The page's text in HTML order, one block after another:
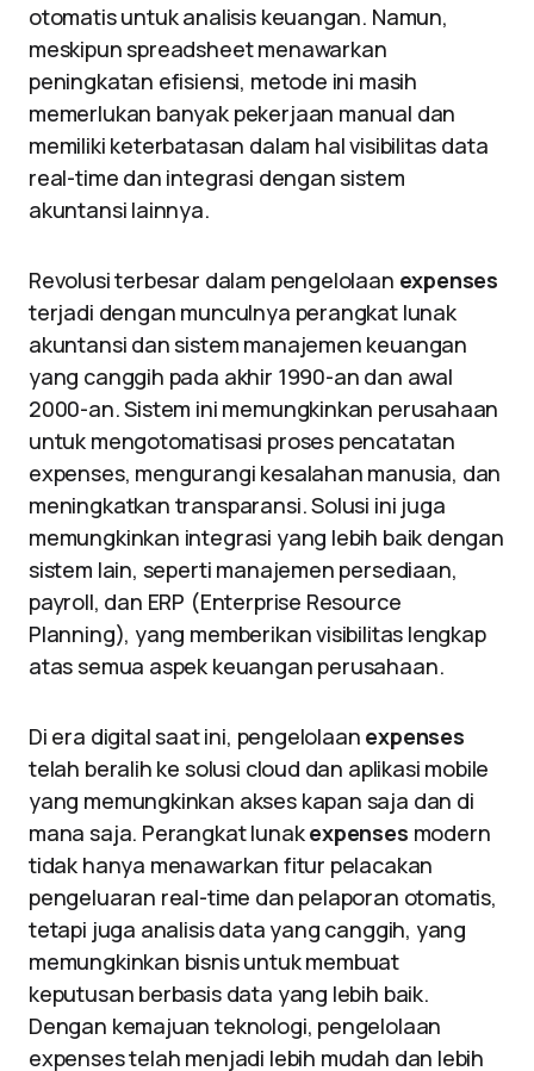
otomatis untuk analisis keuangan. Namun,
meskipun spreadsheet menawarkan
peningkatan efisiensi, metode ini masih
memerlukan banyak pekerjaan manual dan
memiliki keterbatasan dalam hal visibilitas data
real-time dan integrasi dengan sistem
akuntansi lainnya.
Revolusi terbesar dalam pengelolaan expenses
terjadi dengan munculnya perangkat lunak
akuntansi dan sistem manajemen keuangan
yang canggih pada akhir 1990-an dan awal
2000-an. Sistem ini memungkinkan perusahaan
untuk mengotomatisasi proses pencatatan
expenses, mengurangi kesalahan manusia, dan
meningkatkan transparansi. Solusi ini juga
memungkinkan integrasi yang lebih baik dengan
sistem lain, seperti manajemen persediaan,
payroll, dan ERP (Enterprise Resource
Planning), yang memberikan visibilitas lengkap
atas semua aspek keuangan perusahaan.
Di era digital saat ini, pengelolaan expenses
telah beralih ke solusi cloud dan aplikasi mobile
yang memungkinkan akses kapan saja dan di
mana saja. Perangkat lunakexpenses modern
tidak hanya menawarkan fitur pelacakan
pengeluaran real-time dan pelaporan otomatis,
tetapi juga analisis data yang canggih, yang
memungkinkan bisnis untuk membuat
keputusan berbasis data yang lebih baik.
Dengan kemajuan teknologi, pengelolaan
expenses telah menjadi lebih mudah dan lebih